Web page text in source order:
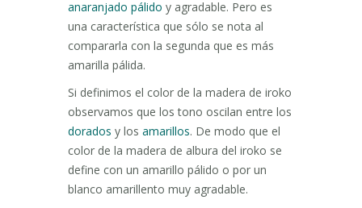
anaranjado pálido y agradable. Pero es
una característica que sólo se nota al
compararla con la segunda que es más
amarilla pálida.
Si definimos el color de la madera de iroko
observamos que los tono oscilan entre los
dorados y los amarillos. De modo que el
color de la madera de albura del iroko se
define con un amarillo pálido o por un
blanco amarillento muy agradable.